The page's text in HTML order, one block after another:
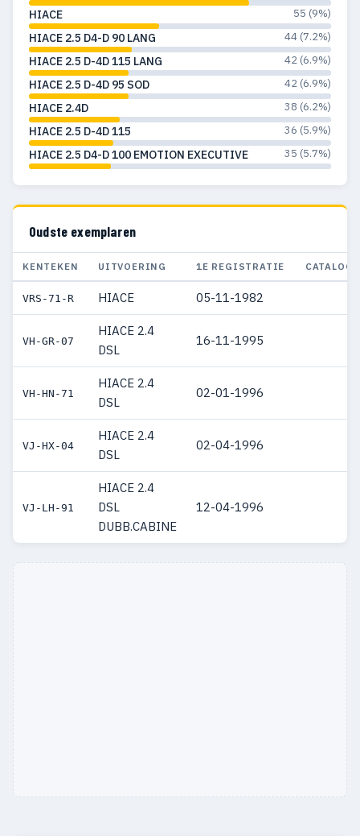
HIACE 55 (9%)
HIACE 2.5 D4-D 90 LANG 44 (7.2%)
HIACE 2.5 D-4D 115 LANG 42 (6.9%)
HIACE 2.5 D-4D 95 SOD 42 (6.9%)
HIACE 2.4D 38 (6.2%)
HIACE 2.5 D-4D 115 36 (5.9%)
HIACE 2.5 D4-D 100 EMOTION EXECUTIVE 35 (5.7%)
Oudste exemplaren
KENTEKEN UITVOERING 1E REGISTRATIE
VRS-71-R HIACE 05-11-1982
VH-GR-07
HIACE 2.4
DSL
16-11-1995
VH-HN-71
HIACE 2.4
DSL
02-01-1996
VJ-HX-04
HIACE 2.4
DSL
02-04-1996
VJ-LH-91
HIACE 2.4
DSL
DUBB.CABINE
12-04-1996